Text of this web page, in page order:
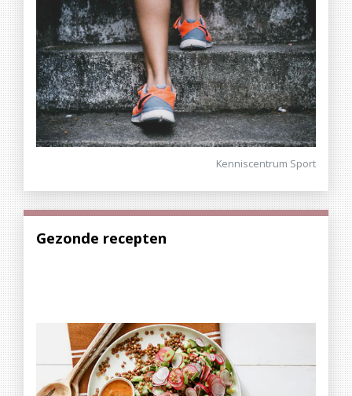
Kenniscentrum Sport
Gezonde recepten